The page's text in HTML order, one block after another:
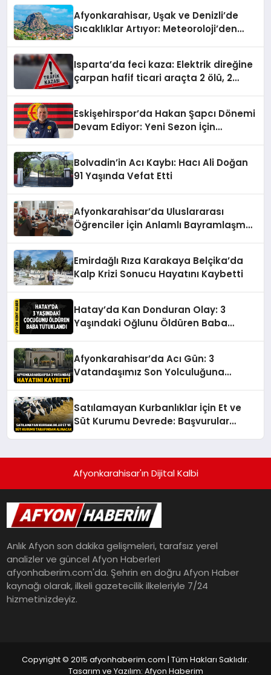
Afyonkarahisar, Uşak ve Denizli’de
Sıcaklıklar Artıyor: Meteoroloji’den
Isparta’da feci kaza: Elektrik direğine
çarpan hafif ticari araçta 2 ölü, 2
Eskişehirspor’da Hakan Şapcı Dönemi
Devam Ediyor: Yeni Sezon İçin
Bolvadin’in Acı Kaybı: Hacı Ali Doğan
91 Yaşında Vefat Etti
Afyonkarahisar’da Uluslararası
Öğrenciler İçin Anlamlı Bayramlaşma
Emirdağlı Rıza Karakaya Belçika’da
Kalp Krizi Sonucu Hayatını Kaybetti
Hatay’da Kan Donduran Olay: 3
Yaşındaki Oğlunu Öldüren Baba
Afyonkarahisar’da Acı Gün: 3
Vatandaşımız Son Yolculuğuna
Satılamayan Kurbanlıklar İçin Et ve
Süt Kurumu Devrede: Başvurular
Afyonkarahisar'ın Dijital Kalbi
Anlık Afyon son dakika gelişmeleri, tarafsız yerel
analizler ve güncel Afyon Haberleri
afyonhaberim.com'da. Şehrin en doğru Afyon Haber
kaynağı olarak, ilkeli gazetecilik ilkeleriyle 7/24
hizmetinizdeyiz.
Copyright © 2015 afyonhaberim.com | Tüm Hakları Saklıdır.
Tasarım ve Yazılım: Afyon Haberim